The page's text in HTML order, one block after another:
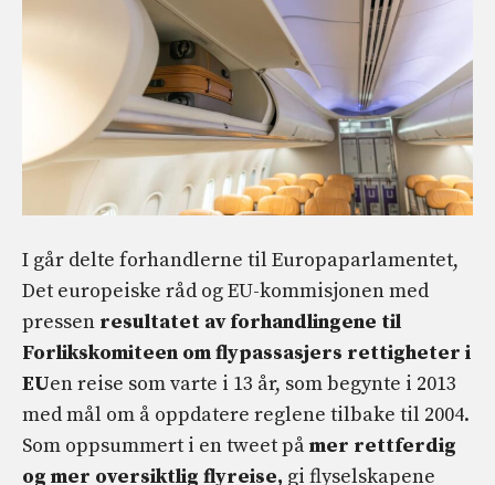
I går delte forhandlerne til Europaparlamentet,
Det europeiske råd og EU-kommisjonen med
pressen resultatet av forhandlingene til
Forlikskomiteen om flypassasjers rettigheter i
EUen reise som varte i 13 år, som begynte i 2013
med mål om å oppdatere reglene tilbake til 2004.
Som oppsummert i en tweet påmer rettferdig
og mer oversiktlig flyreise, gi flyselskapene